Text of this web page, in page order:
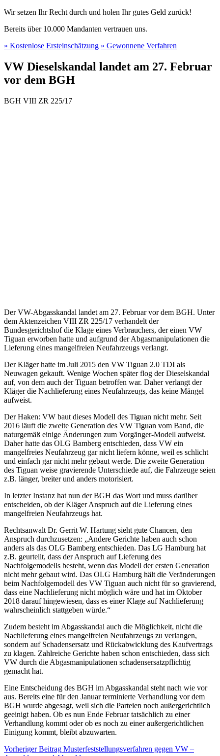
Wir setzen Ihr Recht durch und holen Ihr gutes Geld zurück!
Bereits über 10.000 Mandanten vertrauen uns.
» Kostenlose Ersteinschätzung » Gewonnene Verfahren
VW Dieselskandal landet am 27. Februar
vor dem BGH
BGH VIII ZR 225/17
Der VW-Abgasskandal landet am 27. Februar vor dem BGH. Unter
dem Aktenzeichen VIII ZR 225/17 verhandelt der
Bundesgerichtshof die Klage eines Verbrauchers, der einen VW
Tiguan erworben hatte und aufgrund der Abgasmanipulationen die
Lieferung eines mangelfreien Neufahrzeugs verlangt.
Der Kläger hatte im Juli 2015 den VW Tiguan 2.0 TDI als
Neuwagen gekauft. Wenige Wochen später flog der Dieselskandal
auf, von dem auch der Tiguan betroffen war. Daher verlangt der
Kläger die Nachlieferung eines Neufahrzeugs, das keine Mängel
aufweist.
Der Haken: VW baut dieses Modell des Tiguan nicht mehr. Seit
2016 läuft die zweite Generation des VW Tiguan vom Band, die
naturgemäß einige Änderungen zum Vorgänger-Modell aufweist.
Daher hatte das OLG Bamberg entschieden, dass VW ein
mangelfreies Neufahrzeug gar nicht liefern könne, weil es schlicht
und einfach gar nicht mehr gebaut werde. Die zweite Generation
des Tiguan weise gravierende Unterschiede auf, die Fahrzeuge seien
z.B. länger, breiter und anders motorisiert.
In letzter Instanz hat nun der BGH das Wort und muss darüber
entscheiden, ob der Kläger Anspruch auf die Lieferung eines
mangelfreien Neufahrzeugs hat.
Rechtsanwalt Dr. Gerrit W. Hartung sieht gute Chancen, den
Anspruch durchzusetzen: „Andere Gerichte haben auch schon
anders als das OLG Bamberg entschieden. Das LG Hamburg hat
z.B. geurteilt, dass der Anspruch auf Lieferung des
Nachfolgemodells besteht, wenn das Modell der ersten Generation
nicht mehr gebaut wird. Das OLG Hamburg hält die Veränderungen
beim Nachfolgemodell des VW Tiguan auch nicht für so gravierend,
dass eine Nachlieferung nicht möglich wäre und hat im Oktober
2018 darauf hingewiesen, dass es einer Klage auf Nachlieferung
wahrscheinlich stattgeben würde.“
Zudem besteht im Abgasskandal auch die Möglichkeit, nicht die
Nachlieferung eines mangelfreien Neufahrzeugs zu verlangen,
sondern auf Schadensersatz und Rückabwicklung des Kaufvertrags
zu klagen. Zahlreiche Gerichte haben schon entschieden, dass sich
VW durch die Abgasmanipulationen schadensersatzpflichtig
gemacht hat.
Eine Entscheidung des BGH im Abgasskandal steht nach wie vor
aus. Bereits eine für den Januar terminierte Verhandlung vor dem
BGH wurde abgesagt, weil sich die Parteien noch außergerichtlich
geeinigt haben. Ob es nun Ende Februar tatsächlich zu einer
Verhandlung kommt oder ob es noch zu einer außergerichtlichen
Einigung kommt, bleibt abzuwarten.
Vorheriger Beitrag Musterfeststellungsverfahren gegen VW –